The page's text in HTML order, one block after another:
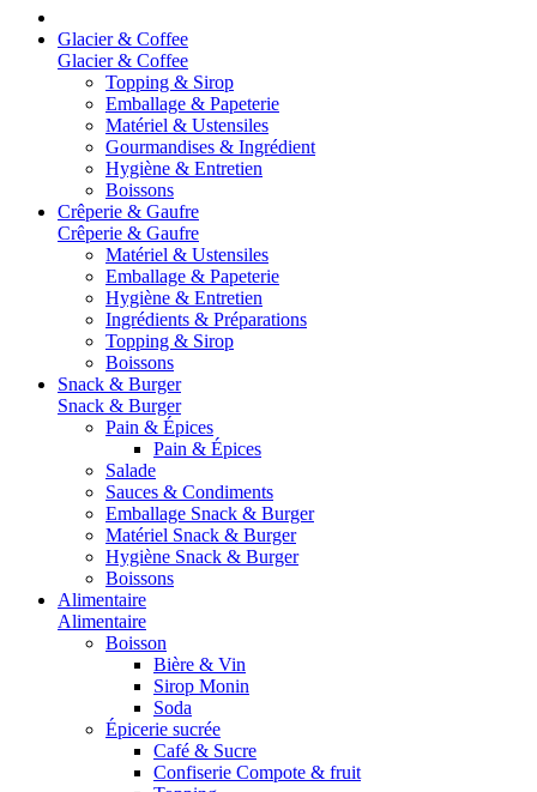
Glacier & Coffee
Glacier & Coffee
Topping & Sirop
Emballage & Papeterie
Matériel & Ustensiles
Gourmandises & Ingrédient
Hygiène & Entretien
Boissons
Crêperie & Gaufre
Crêperie & Gaufre
Matériel & Ustensiles
Emballage & Papeterie
Hygiène & Entretien
Ingrédients & Préparations
Topping & Sirop
Boissons
Snack & Burger
Snack & Burger
Pain & Épices
Pain & Épices
Salade
Sauces & Condiments
Emballage Snack & Burger
Matériel Snack & Burger
Hygiène Snack & Burger
Boissons
Alimentaire
Alimentaire
Boisson
Bière & Vin
Sirop Monin
Soda
Épicerie sucrée
Café & Sucre
Confiserie Compote & fruit